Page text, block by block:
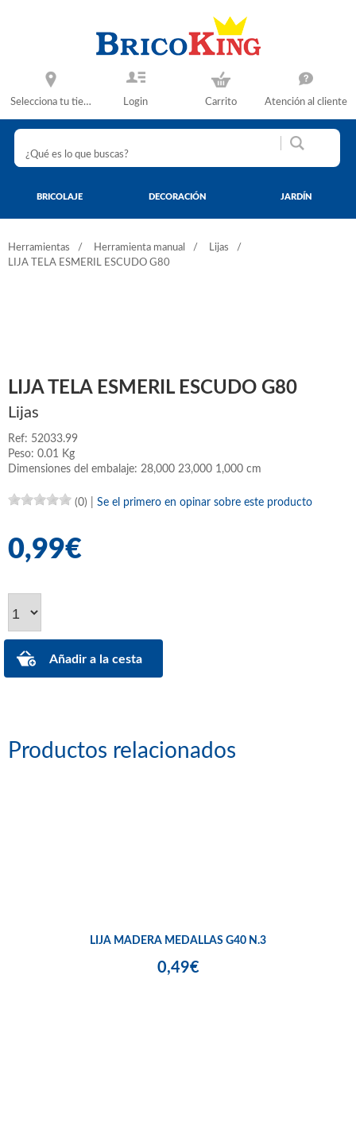
Selecciona tu tienda Login Carrito Atención al cliente
BRICOLAJE DECORACIÓN JARDÍN
Herramientas Herramienta manual
Lijas
LIJA TELA ESMERIL ESCUDO G80
LIJA TELA ESMERIL ESCUDO G80
Lijas
Ref: 52033.99
Peso: 0.01 Kg
Dimensiones del embalaje: 28,000 23,000 1,000 cm
(0) Se el primero en opinar sobre este producto
0,99€
Productos relacionados
LIJA MADERA MEDALLAS G40 N.3
0,49€